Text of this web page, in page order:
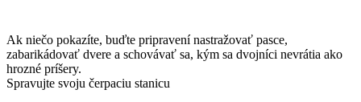
Ak niečo pokazíte, buďte pripravení nastražovať pasce,
zabarikádovať dvere a schovávať sa, kým sa dvojníci nevrátia ako
hrozné príšery.
Spravujte svoju čerpaciu stanicu